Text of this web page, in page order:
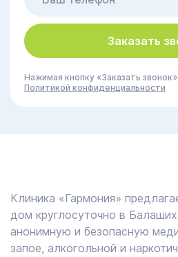
Заказать
Нажимая кнопку «Заказать
Политикой конфиденциальности
Клиника «Гармония»
дом круглосуточно в
анонимную и безопасную
запое, алкогольной и